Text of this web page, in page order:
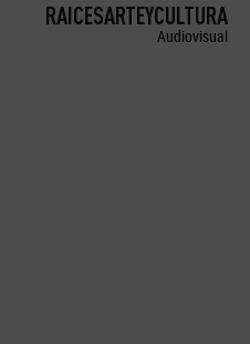
RAICESARTEYCULTURA
Audiovisual